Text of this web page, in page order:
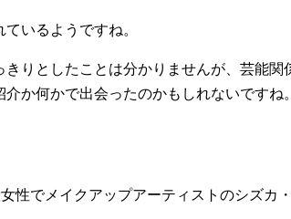
いるようですね。
りとしたことは分かりませんが、芸能関
か何かで出会ったのかもしれないですね。
性でメイクアップアーティストのシズカ